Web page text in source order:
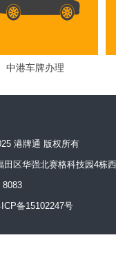
中港车牌办理
港牌通 版权所有
田区华强北赛格科技园4栋
8083
备15102247号